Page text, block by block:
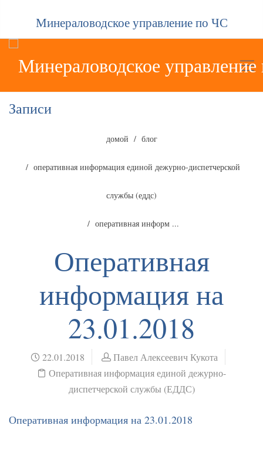
Минераловодское управление по ЧС
Записи
домой блог
оперативная информация единой дежурно-диспетчерской
службы (еддс)
оперативная информ ...
Оперативная
информация на
23.01.2018
22.01.2018
Павел Алексеевич Кукота
Оперативная информация единой дежурно-
диспетчерской службы (ЕДДС)
Оперативная информация на 23.01.2018